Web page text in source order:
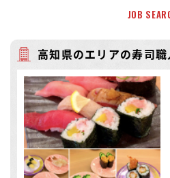
JOB
高知県のエリアの寿司